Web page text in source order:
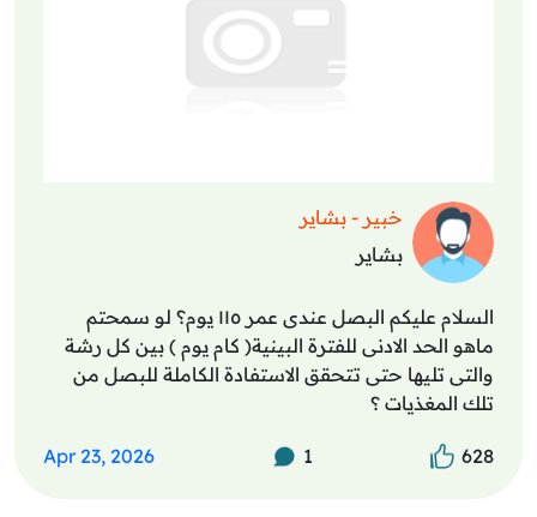
خبير - بشاير
بشاير
السلام عليكم البصل عندى عمر ١١٥ يوم؟ لو سمحتم
ماهو الحد الادنى للفترة البينية( كام يوم ) بين كل رشة
والتى تليها حتى تتحقق الاستفادة الكاملة للبصل من
تلك المغذيات ؟
628
1
Apr 23, 2026